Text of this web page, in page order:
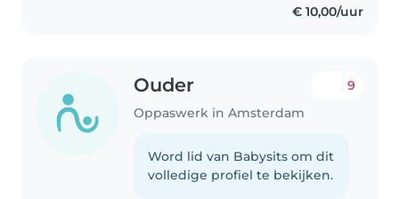
€ 10,00/uur
Ouder
Oppaswerk in Amsterdam
9
Word lid van Babysits om dit
volledige profiel te bekijken.